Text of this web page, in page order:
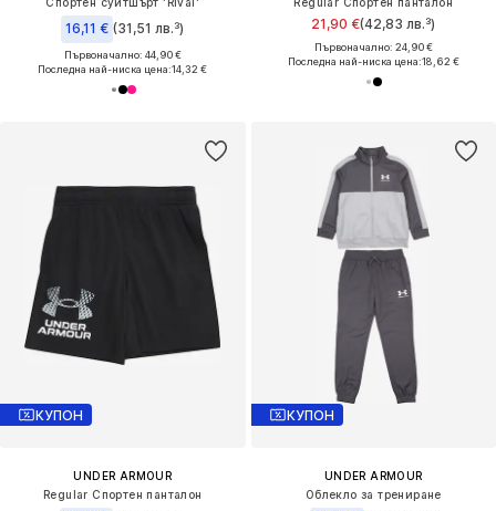
16,11 € (31,51 лв.³)
Първоначално: 44,90 €
Последна най-ниска цена:14,32 €
21,90 €(42,83 лв.³)
Първоначално: 24,90 €
Последна най-ниска цена:18,62 €
КУПОН
UNDER ARMOUR
Regular Спортен панталон
КУПОН
UNDER ARMOUR
Облекло за трениране